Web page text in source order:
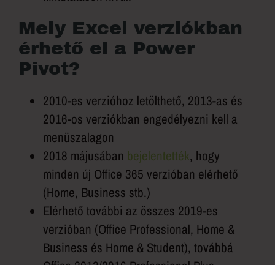
Mely Excel verziókban
érhető el a Power
Pivot?
2010-es verzióhoz letölthető, 2013-as és
2016-os verziókban engedélyezni kell a
menüszalagon
2018 májusában bejelentették, hogy
minden új Office 365 verzióban elérhető
(Home, Business stb.)
Elérhető további az összes 2019-es
verzióban (Office Professional, Home &
Business és Home & Student), továbbá